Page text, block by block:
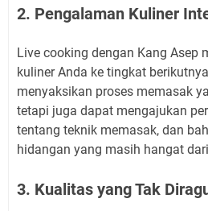
2. Pengalaman Kuliner
Live cooking dengan Kang Asep
kuliner Anda ke tingkat
menyaksikan proses memasak
tetapi juga dapat mengajukan
tentang teknik memasak, dan
hidangan yang masih hangat
3. Kualitas yang Tak